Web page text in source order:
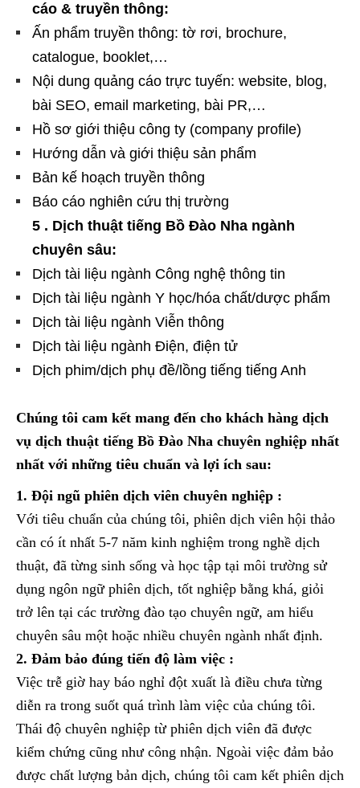
cáo & truyền thông:
Ấn phẩm truyền thông: tờ rơi, brochure,
catalogue, booklet,…
Nội dung quảng cáo trực tuyến: website, blog,
bài SEO, email marketing, bài PR,…
Hồ sơ giới thiệu công ty (company profile)
Hướng dẫn và giới thiệu sản phẩm
Bản kế hoạch truyền thông
Báo cáo nghiên cứu thị trường
5 . Dịch thuật tiếng Bồ Đào Nha ngành
chuyên sâu:
Dịch tài liệu ngành Công nghệ thông tin
Dịch tài liệu ngành Y học/hóa chất/dược phẩm
Dịch tài liệu ngành Viễn thông
Dịch tài liệu ngành Điện, điện tử
Dịch phim/dịch phụ đề/lồng tiếng tiếng Anh
Chúng tôi cam kết mang đến cho khách hàng dịch
vụ dịch thuật tiếng Bồ Đào Nha chuyên nghiệp nhất
nhất với những tiêu chuẩn và lợi ích sau:
1. Đội ngũ phiên dịch viên chuyên nghiệp :
Với tiêu chuẩn của chúng tôi, phiên dịch viên hội thảo
cần có ít nhất 5-7 năm kinh nghiệm trong nghề dịch
thuật, đã từng sinh sống và học tập tại môi trường sử
dụng ngôn ngữ phiên dịch, tốt nghiệp bằng khá, giỏi
trở lên tại các trường đào tạo chuyên ngữ, am hiểu
chuyên sâu một hoặc nhiều chuyên ngành nhất định.
2. Đảm bảo đúng tiến độ làm việc :
Việc trễ giờ hay báo nghỉ đột xuất là điều chưa từng
diễn ra trong suốt quá trình làm việc của chúng tôi.
Thái độ chuyên nghiệp từ phiên dịch viên đã được
kiểm chứng cũng như công nhận. Ngoài việc đảm bảo
được chất lượng bản dịch, chúng tôi cam kết phiên dịch